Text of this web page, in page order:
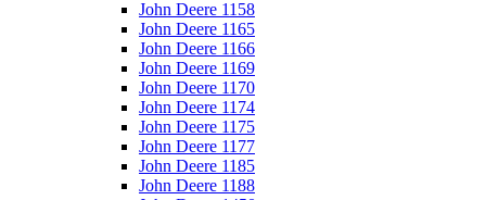
John Deere 1158
John Deere 1165
John Deere 1166
John Deere 1169
John Deere 1170
John Deere 1174
John Deere 1175
John Deere 1177
John Deere 1185
John Deere 1188